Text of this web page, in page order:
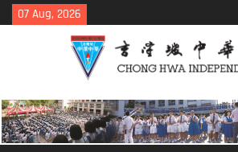
Skip
to
07 Aug, 2026